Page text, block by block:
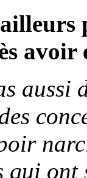
avoir
aussi
qui ont